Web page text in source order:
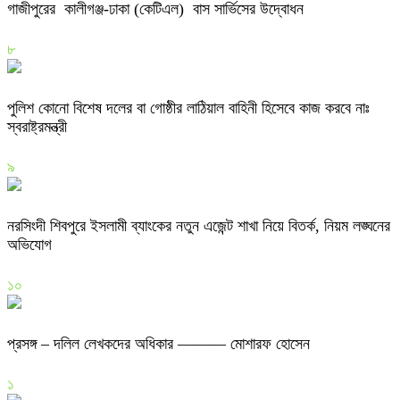
গাজীপুরের কালীগঞ্জ-ঢাকা (কেটিএল) বাস সার্ভিসের উদ্বোধন
৮
পুলিশ কোনো বিশেষ দলের বা গোষ্ঠীর লাঠিয়াল বাহিনী হিসেবে কাজ করবে নাঃ
স্বরাষ্ট্রমন্ত্রী
৯
নরসিংদী শিবপুরে ইসলামী ব্যাংকের নতুন এজেন্ট শাখা নিয়ে বিতর্ক, নিয়ম লঙ্ঘনের
অভিযোগ
১০
প্রসঙ্গ – দলিল লেখকদের অধিকার ——— মোশারফ হোসেন
১